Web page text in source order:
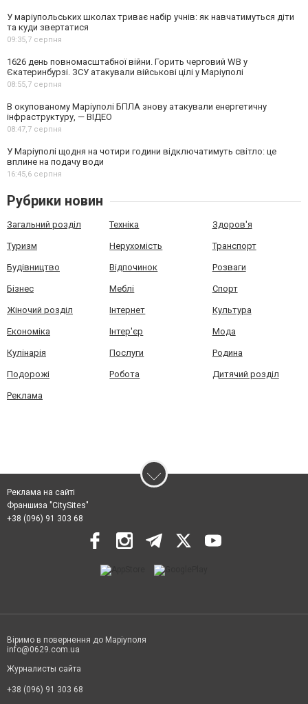
У маріупольських школах триває набір учнів: як навчатимуться діти
та куди звертатися
09:35,7 серпня
1626 день повномасштабної війни. Горить черговий WB у
Єкатеринбурзі. ЗСУ атакували військові цілі у Маріуполі
08:55,7 серпня
В окупованому Маріуполі БПЛА знову атакували енергетичну
інфраструктуру, — ВІДЕО
08:47,7 серпня
У Маріуполі щодня на чотири години відключатимуть світло: це
вплине на подачу води
16:45,6 серпня
Рубрики новин
Загальний розділ Техніка Здоров'я
Туризм Нерухомість Транспорт
Будівництво Відпочинок Розваги
Бізнес Меблі Спорт
Жіночий розділ Інтернет Культура
Економіка Інтер'єр Мода
Кулінарія Послуги Родина
Подорожі Робота Дитячий розділ
Реклама
Реклама на сайті
Франшиза "CitySites"
+38 (096) 91 303 68
Віримо в повернення до Маріуполя
info@0629.com.ua
Журналисты сайта
+38 (096) 91 303 68